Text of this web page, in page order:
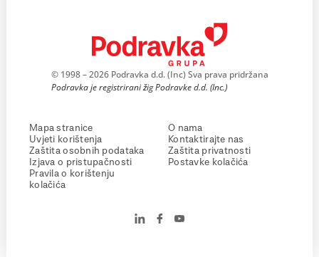
© 1998 – 2026 Podravka d.d. (Inc) Sva prava pridržana
Podravka je registrirani žig Podravke d.d. (Inc.)
Mapa stranice
Uvjeti korištenja
Zaštita osobnih podataka
Izjava o pristupačnosti
Pravila o korištenju
kolačića
O nama
Kontaktirajte nas
Zaštita privatnosti
Postavke kolačića